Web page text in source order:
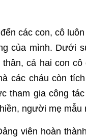
các con, cô
của mình. Dưới
cả hai con
các cháu còn
tham gia công
người mẹ mẫu
viên hoàn